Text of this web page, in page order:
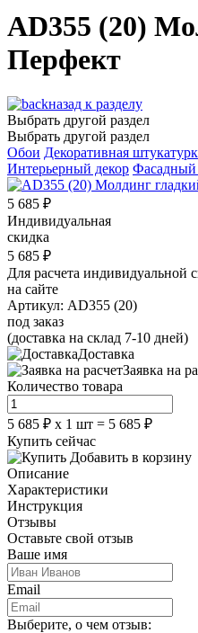
AD355 (20)
Перфект
назад к разделу
Выбрать другой раздел
Выбрать другой раздел
Обои Декоративная
Интерьерный декор Фасадный
5 685 ₽
Индивидуальная
скидка
5 685 ₽
Для расчета индивидуальной
на сайте
Артикул: AD355 (20)
под заказ
(доставка на склад 7-10 дней)
Доставка
Заявка на
Количество товара
5 685 ₽ х 1 шт = 5 685 ₽
Купить сейчас
Добавить в корзину
Описание
Характеристики
Инструкция
Отзывы
Оставьте свой отзыв
Ваше имя
Email
Выберите, о чем отзыв: